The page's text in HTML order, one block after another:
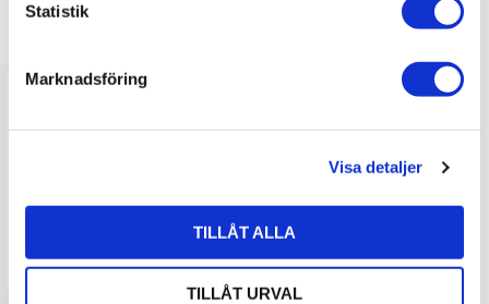
Statistik
Marknadsföring
Visa detaljer
TILLÅT ALLA
TILLÅT URVAL